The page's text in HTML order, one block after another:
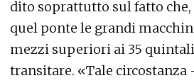
dito soprattutto sul fatto che,
quel ponte le grandi
mezzi superiori ai 35
transitare. «Tale circostanza